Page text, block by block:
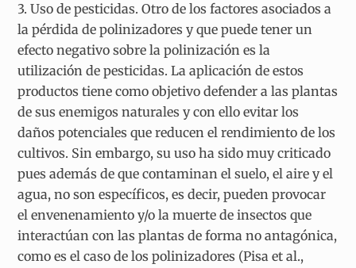
3. Uso de pesticidas. Otro de los factores asociados a
la pérdida de polinizadores y que puede tener un
efecto negativo sobre la polinización es la
utilización de pesticidas. La aplicación de estos
productos tiene como objetivo defender a las plantas
de sus enemigos naturales y con ello evitar los
daños potenciales que reducen el rendimiento de los
cultivos. Sin embargo, su uso ha sido muy criticado
pues además de que contaminan el suelo, el aire y el
agua, no son específicos, es decir, pueden provocar
el envenenamiento y/o la muerte de insectos que
interactúan con las plantas de forma no antagónica,
como es el caso de los polinizadores (Pisa et al.,